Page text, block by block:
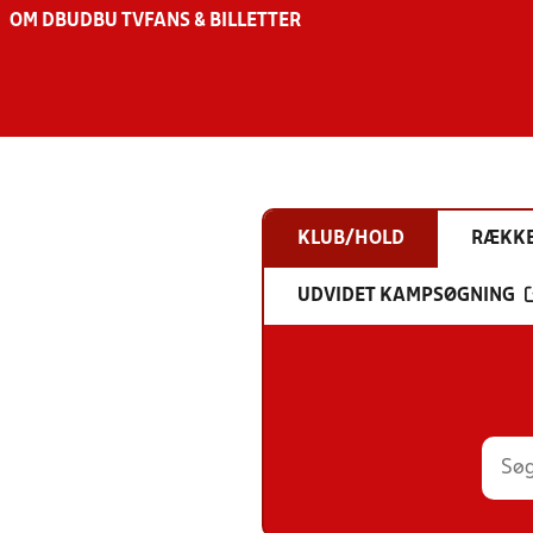
OM DBU DBU TV FANS & BILLETTER
KLUB/HOLD
UDVIDET KAMPSØGNING